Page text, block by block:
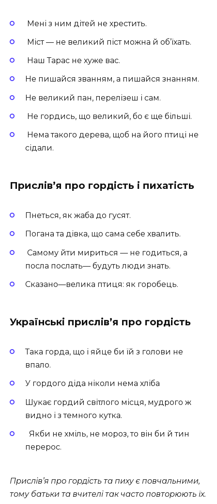
Мені з ним дітей не хрестить.
Міст — не великий піст можна й об’їхать.
Наш Тарас не хуже вас.
Не пишайся званням, а пишайся знанням.
Не великий пан, перелізеш і сам.
Не гордись, що великий, бо є ще більші.
Нема такого дерева, щоб на його птиці не
сідали.
Прислів’я про гордість і пихатість
Пнеться, як жаба до гусят.
Погана та дівка, що сама себе хвалить.
Самому йти мириться — не годиться, а
посла послать— будуть люди знать.
Сказано—велика птиця: як горобець.
Українські прислів’я про гордість
Така горда, що і яйце би їй з голови не
впало.
У гордого діда ніколи нема хліба
Шукає гордий світлого місця, муд­рого ж
видно і з темного кутка.
Якби не хміль, не мороз, то він би й тин
перерос.
Прислів’я про гордість та пиху є повчальними,
тому батьки та вчителі так часто повторюють їх.